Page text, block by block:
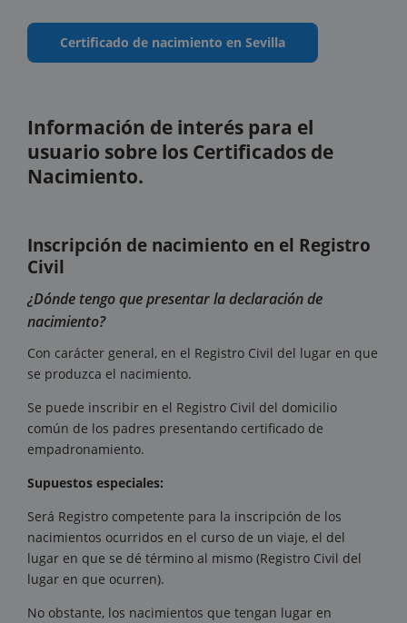
Certificado de nacimiento en Sevilla
Información de interés para el
usuario sobre los Certificados de
Nacimiento.
Inscripción de nacimiento en el Registro
Civil
¿Dónde tengo que presentar la declaración de
nacimiento?
Con carácter general, en el Registro Civil del lugar en que
se produzca el nacimiento.
Se puede inscribir en el Registro Civil del domicilio
común de los padres presentando certificado de
empadronamiento.
Supuestos especiales:
Será Registro competente para la inscripción de los
nacimientos ocurridos en el curso de un viaje, el del
lugar en que se dé término al mismo (Registro Civil del
lugar en que ocurren).
No obstante, los nacimientos que tengan lugar en